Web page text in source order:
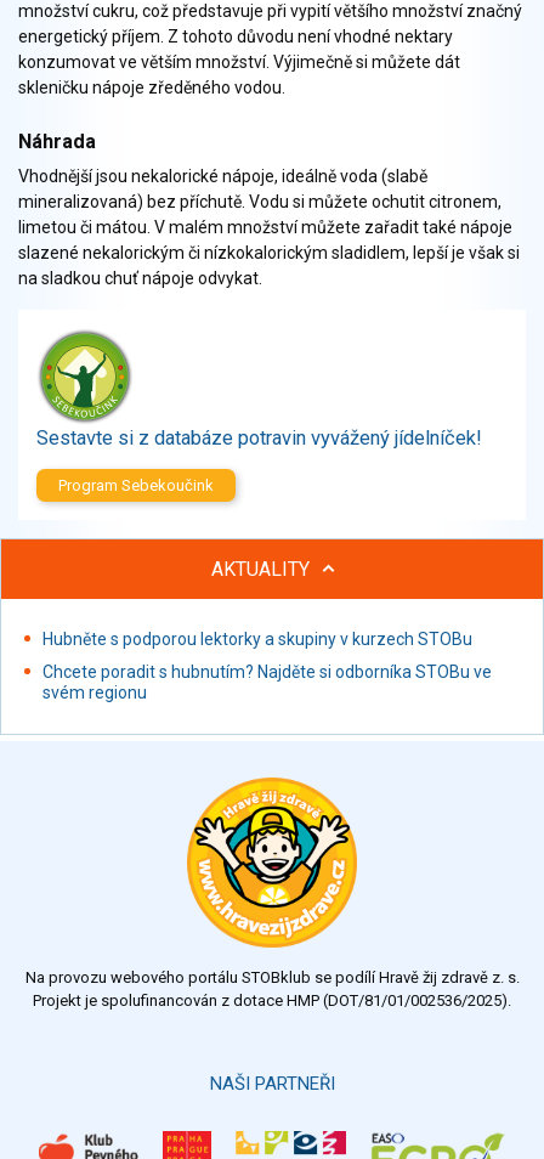
Brambory, luštěniny, houby
Sladkosti, slané výrobky
Zmrzliny
Ochucovadla, přísady, sladidla
Sušené směsi
Polotovary, hotové pokrmy
Proteinové výrobky, doplňky stravy
Nápoje nealkoholické
Nápoje alkoholické
Restaurace, jídelny, hotová jídla
Studená kuchyně, lahůdkářské výrobky
množství cukru, což představuje při vypití většího množství značný
energetický příjem. Z tohoto důvodu není vhodné nektary
konzumovat ve větším množství. Výjimečně si můžete dát
skleničku nápoje zředěného vodou.
Náhrada
Vhodnější jsou nekalorické nápoje, ideálně voda (slabě
mineralizovaná) bez příchutě. Vodu si můžete ochutit citronem,
limetou či mátou. V malém množství můžete zařadit také nápoje
slazené nekalorickým či nízkokalorickým sladidlem, lepší je však si
na sladkou chuť nápoje odvykat.
Sestavte si z databáze potravin vyvážený jídelníček!
Program Sebekoučink
AKTUALITY
Hubněte s podporou lektorky a skupiny v kurzech STOBu
Chcete poradit s hubnutím? Najděte si odborníka STOBu ve
svém regionu
Na provozu webového portálu STOBklub se podílí Hravě žij zdravě z. s.
Projekt je spolufinancován z dotace HMP (DOT/81/01/002536/2025).
NAŠI PARTNEŘI